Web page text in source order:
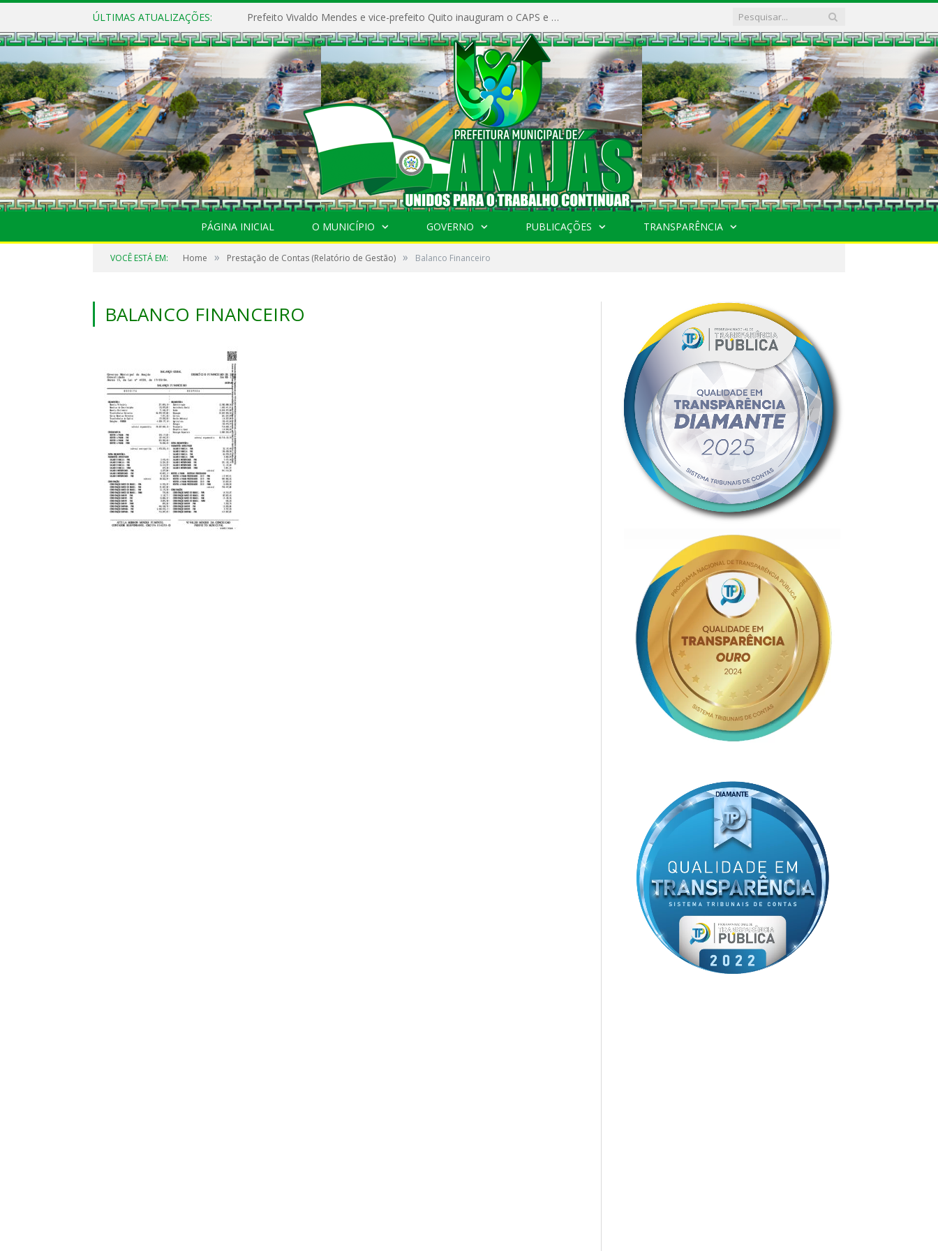
ÚLTIMAS ATUALIZAÇÕES: Prefeito Vivaldo Mendes e vice-prefeito Quito inauguram o CAPS e fortalecem a saúde pública em Anajás.
PÁGINA INICIAL O MUNICÍPIO GOVERNO PUBLICAÇÕES TRANSPARÊNCIA
VOCÊ ESTÁ EM: Home » Prestação de Contas (Relatório de Gestão) » Balanco Financeiro
BALANCO FINANCEIRO